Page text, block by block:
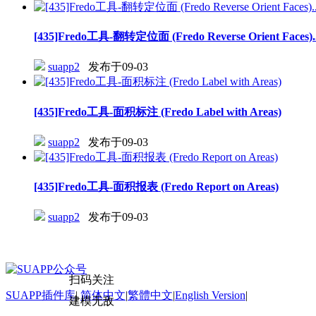
[435]Fredo工具-翻转定位面 (Fredo Reverse Orient
suapp2 发布于09-03
[435]Fredo工具-面积标注 (Fredo Label with Areas)
suapp2 发布于09-03
[435]Fredo工具-面积报表 (Fredo Report on Areas)
suapp2 发布于09-03
扫码关注
建模无敌
SUAPP插件库| 简体中文|繁體中文|English Version|